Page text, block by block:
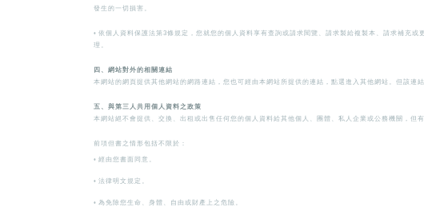
發生的一切損害。
◦ 依個人資料保護法第3條規定，您就您的個人資料享有查詢或請求閱覽、請求製給複製本、請求補充
理。
四、網站對外的相關連結
本網站的網頁提供其他網站的網路連結，您也可經由本網站所提供的連結，點選進入其他網站。但該連
五、與第三人共用個人資料之政策
本網站絕不會提供、交換、出租或出售任何您的個人資料給其他個人、團體、私人企業或公務機關，但
前項但書之情形包括不限於：
◦ 經由您書面同意。
◦ 法律明文規定。
◦ 為免除您生命、身體、自由或財產上之危險。